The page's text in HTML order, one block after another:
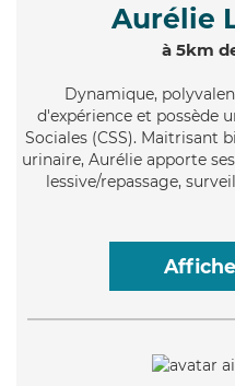
Aurélie
à 5km
Dynamique,
d'expérience et possède
Sociales (CSS). Maitrisant
urinaire, Aurélie apporte
lessive/repassage,